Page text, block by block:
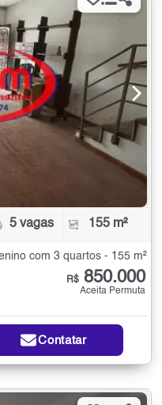
5 vagas 155 m²
com 3 quartos - 155 m²
R$ 850.000
Aceita Permuta
Contatar